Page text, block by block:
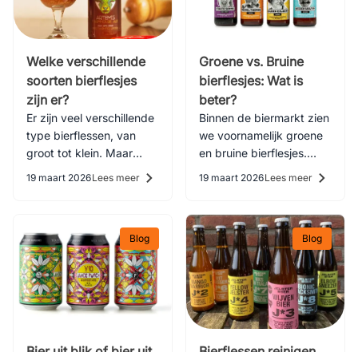
Welke verschillende
soorten bierflesjes
zijn er?
Er zijn veel verschillende
type bierflessen, van
groot tot klein. Maar
welke soorten bierflesjes
19 maart 2026Lees meer
Groene vs. Bruine
bierflesjes: Wat is
beter?
Binnen de biermarkt zien
we voornamelijk groene
en bruine bierflesjes.
19 maart 2026Lees meer
Blog Blog